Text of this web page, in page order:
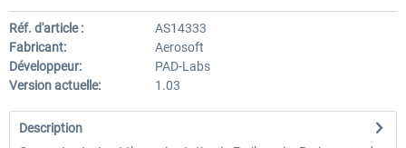
Réf. d'article :
AS14333
Fabricant:
Aerosoft
Développeur:
PAD-Labs
Version actuelle:
1.03
Description